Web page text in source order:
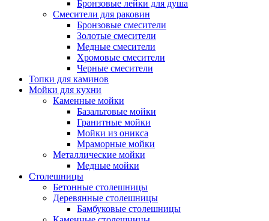
Бронзовые лейки для душа
Смесители для раковин
Бронзовые смесители
Золотые смесители
Медные смесители
Хромовые смесители
Черные смесители
Топки для каминов
Мойки для кухни
Каменные мойки
Базальтовые мойки
Гранитные мойки
Мойки из оникса
Мраморные мойки
Металлические мойки
Медные мойки
Столешницы
Бетонные столешницы
Деревянные столешницы
Бамбуковые столешницы